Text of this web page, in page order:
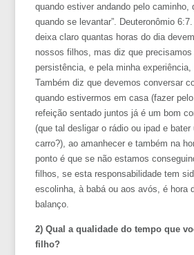
quando estiver andando pelo caminho,
quando se levantar”. Deuteronômio
deixa claro quantas horas do dia
nossos filhos, mas diz que
persistência, e pela minha experiência,
Também diz que devemos conversar
quando estivermos em casa (fazer
refeição sentado juntos já é um bom
(que tal desligar o rádio ou ipad e bater
carro?), ao amanhecer e também na
ponto é que se não estamos
filhos, se esta responsabilidade tem
escolinha, à babá ou aos avós, é hora
balanço.
2) Qual a qualidade do tempo que
filho?